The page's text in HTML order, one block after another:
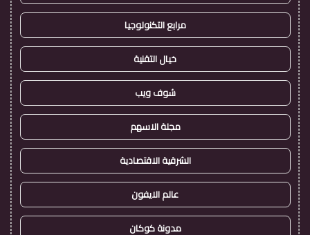
مرابع التكنولوجيا
خيال التقنية
شوف ويب
مجلة الاسهم
الشرقية الاقتصادية
عالم الايفون
مدونة كوكان